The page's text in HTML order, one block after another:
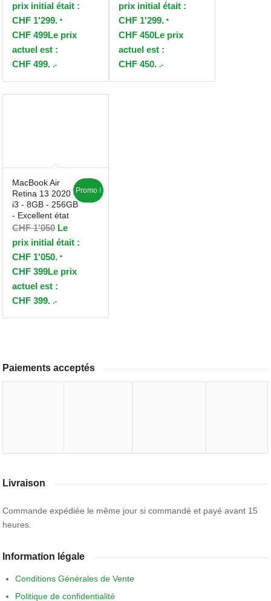
prix initial était :
CHF 1'299.
CHF 499Le prix
actuel est :
CHF 499. .-
prix initial était :
CHF 1'299.
CHF 450Le prix
actuel est :
CHF 450. .-
MacBook Air
Retina 13 2020 -
i3 - 8GB - 256GB
- Excellent état
CHF1'050 Le
prix initial était :
CHF 1'050.
CHF 399Le prix
actuel est :
CHF 399. .-
Promo !
Paiements acceptés
Livraison
Commande expédiée le même jour si commandé et payé avant 15
heures.
Information légale
Conditions Générales de Vente
Politique de confidentialité